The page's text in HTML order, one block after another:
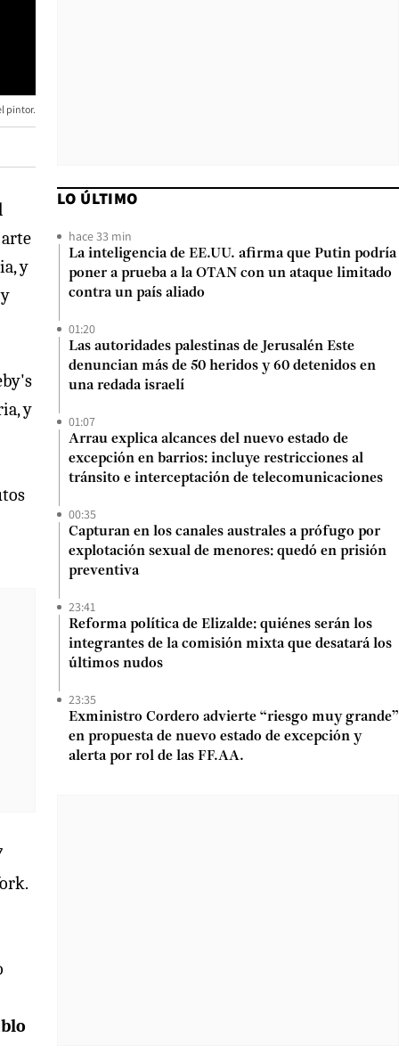
pintor.
y
y
LO ÚLTIMO
hace 33 min
La inteligencia de EE.UU. afirma que Putin podría
poner a prueba a la OTAN con un ataque limitado
contra un país aliado
01:20
Las autoridades palestinas de Jerusalén Este
denuncian más de 50 heridos y 60 detenidos en
una redada israelí
01:07
Arrau explica alcances del nuevo estado de
excepción en barrios: incluye restricciones al
tránsito e interceptación de telecomunicaciones
00:35
Capturan en los canales australes a prófugo por
explotación sexual de menores: quedó en prisión
preventiva
23:41
Reforma política de Elizalde: quiénes serán los
integrantes de la comisión mixta que desatará los
últimos nudos
23:35
Exministro Cordero advierte “riesgo muy grande”
en propuesta de nuevo estado de excepción y
alerta por rol de las FF.AA.